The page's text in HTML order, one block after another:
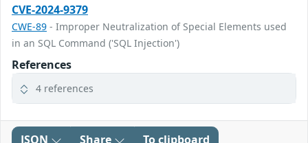
CVE-2024-9379
CWE-89 - Improper Neutralization of Special Elements used
in an SQL Command ('SQL Injection')
References
4 references
JSON Share To clipboard